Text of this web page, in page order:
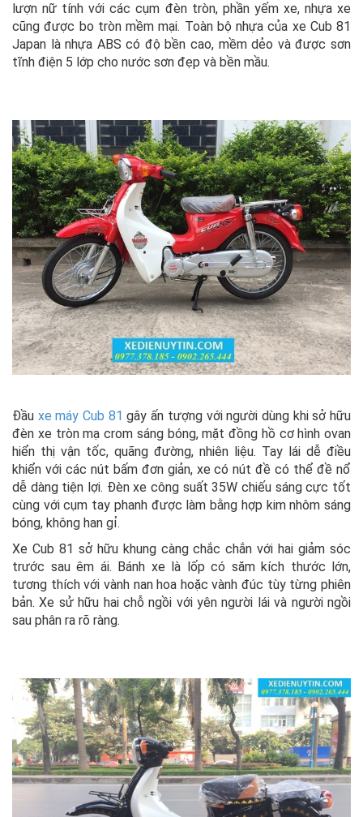
lượn nữ tính với các cụm đèn tròn, phần yếm xe, nhựa xe
cũng được bo tròn mềm mại. Toàn bộ nhựa của xe Cub 81
Japan là nhựa ABS có độ bền cao, mềm dẻo và được sơn
tĩnh điện 5 lớp cho nước sơn đẹp và bền mầu.
Đầu xe máy Cub 81 gây ấn tượng với người dùng khi sở hữu
đèn xe tròn mạ crom sáng bóng, mặt đồng hồ cơ hình ovan
hiển thị vận tốc, quãng đường, nhiên liệu. Tay lái dễ điều
khiển với các nút bấm đơn giản, xe có nút đề có thể đề nổ
dễ dàng tiện lợi. Đèn xe công suất 35W chiếu sáng cực tốt
cùng với cụm tay phanh được làm bằng hợp kim nhôm sáng
bóng, không han gỉ.
Xe Cub 81 sở hữu khung càng chắc chắn với hai giảm sóc
trước sau êm ái. Bánh xe là lốp có săm kích thước lớn,
tương thích với vành nan hoa hoặc vành đúc tùy từng phiên
bản. Xe sử hữu hai chỗ ngồi với yên người lái và người ngồi
sau phân ra rõ ràng.